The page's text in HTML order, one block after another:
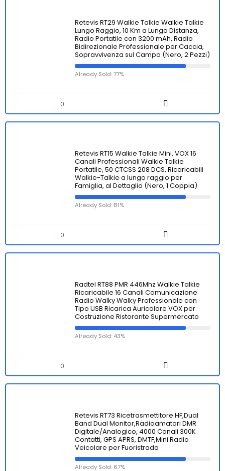
Retevis RT29 Walkie Talkie Walkie Talkie
Lungo Raggio, 10 Km a Lunga Distanza,
Radio Portatile con 3200 mAh, Radio
Bidirezionale Professionale per Caccia,
Sopravvivenza sul Campo (Nero, 2 Pezzi)
Already Sold: 77%
0
Retevis RT15 Walkie Talkie Mini, VOX 16
Canali Professionali Walkie Talkie
Portatile, 50 CTCSS 208 DCS, Ricaricabili
Walkie-Talkie a lungo raggio per
Famiglia, al Dettaglio (Nero, 1 Coppia)
Already Sold: 81%
0
Radtel RT88 PMR 446Mhz Walkie Talkie
Ricaricabile 16 Canali Comunicazione
Radio Walky Walky Professionale con
Tipo USB Ricarica Auricolare VOX per
Costruzione Ristorante Supermercato
Already Sold: 43%
0
Retevis RT73 Ricetrasmettitore HF,Dual
Band Dual Monitor,Radioamatori DMR
Digitale/Analogico, 4000 Canali 300K
Contatti, GPS APRS, DMTF,Mini Radio
Veicolare per Fuoristrada
Already Sold: 67%